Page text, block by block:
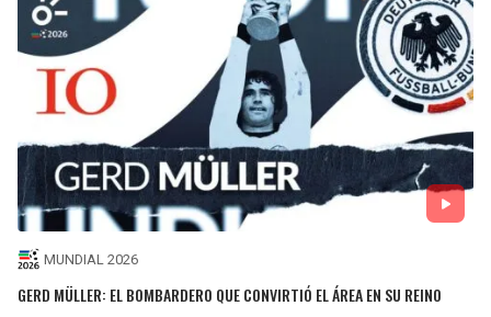
MUNDIAL 2026
GERD MÜLLER: EL BOMBARDERO QUE CONVIRTIÓ EL ÁREA EN SU REINO